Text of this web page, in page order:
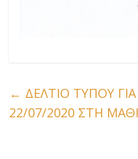
← ΔΕΛΤΙΟ ΤΥΠΟΥ
22/07/2020 ΣΤΗ